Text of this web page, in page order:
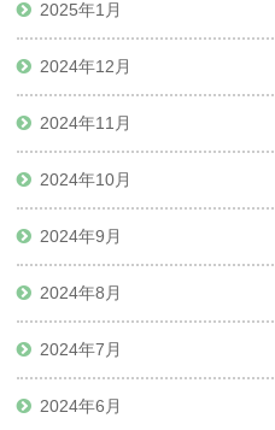
2025年1月
2024年12月
2024年11月
2024年10月
2024年9月
2024年8月
2024年7月
2024年6月